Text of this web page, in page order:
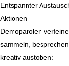
Entspannter
Aktionen
Demoparolen
sammeln,
kreativ austoben: